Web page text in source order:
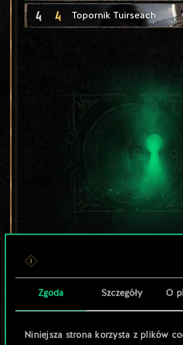
Zgoda Szczegóły O
Niniejsza strona korzysta z plików
4 4 Topornik Tuirseach
Lubisz grać tą
Pomóż
odkryć jej
potencjał!